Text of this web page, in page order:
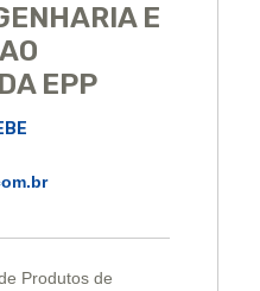
E
EPP
Produtos de